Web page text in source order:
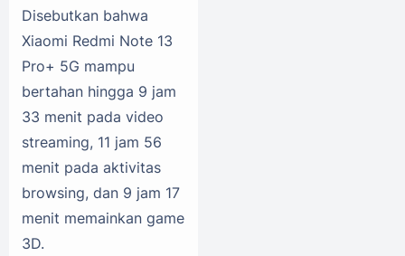
Disebutkan bahwa
Xiaomi Redmi Note 13
Pro+ 5G mampu
bertahan hingga 9 jam
33 menit pada video
streaming, 11 jam 56
menit pada aktivitas
browsing, dan 9 jam 17
menit memainkan game
3D.